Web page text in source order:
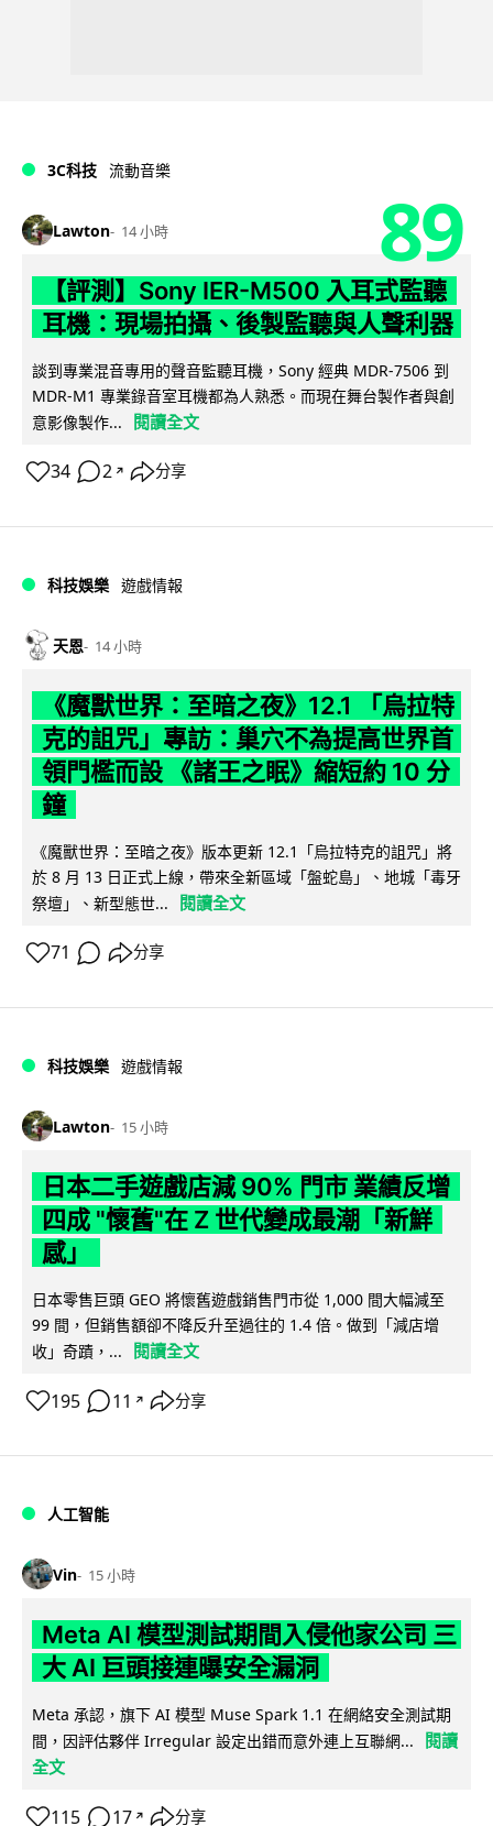
3C科技 流動音樂
Lawton 14 小時 89
【評測】Sony IER-M500 入耳式監聽
耳機：現場拍攝、後製監聽與人聲利器
談到專業混音專用的聲音監聽耳機，Sony 經典 MDR-7506 到
MDR-M1 專業錄音室耳機都為人熟悉。而現在舞台製作者與創
意影像製作...
閱讀全文
34 2 ↗ 分享
科技娛樂 遊戲情報
天恩 14 小時
《魔獸世界：至暗之夜》12.1 「烏拉特
克的詛咒」專訪：巢穴不為提高世界首
領門檻而設 《諸王之眠》縮短約 10 分
鐘
《魔獸世界：至暗之夜》版本更新 12.1「烏拉特克的詛咒」將
於 8 月 13 日正式上線，帶來全新區域「盤蛇島」、地城「毒牙
祭壇」、新型態世...
閱讀全文
71 分享
科技娛樂 遊戲情報
Lawton 15 小時
日本二手遊戲店減 90% 門市 業績反增
四成 "懷舊"在 Z 世代變成最潮「新鮮
感」
日本零售巨頭 GEO 將懷舊遊戲銷售門市從 1,000 間大幅減至
99 間，但銷售額卻不降反升至過往的 1.4 倍。做到「減店增
收」奇蹟，...
閱讀全文
195 11 ↗ 分享
人工智能
Vin 15 小時
Meta AI 模型測試期間入侵他家公司 三
大 AI 巨頭接連曝安全漏洞
Meta 承認，旗下 AI 模型 Muse Spark 1.1 在網絡安全測試期
間，因評估夥伴 Irregular 設定出錯而意外連上互聯網...
閱讀
全文
115 17 ↗ 分享